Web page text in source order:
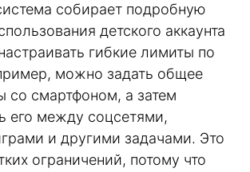
собирает подробную
детского аккаунта
гибкие лимиты по
можно задать общее
со смартфоном, а затем
его между соцсетями,
и другими задачами. Это
ограничений, потому что